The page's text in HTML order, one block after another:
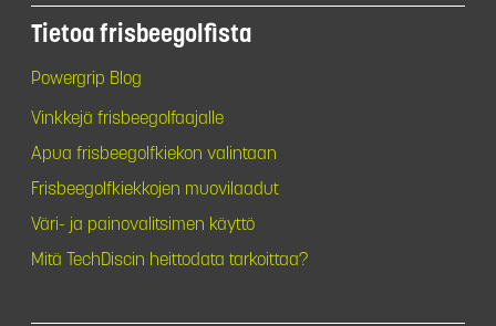
Tietoa frisbeegolfista
Powergrip Blog
Vinkkejä frisbeegolfaajalle
Apua frisbeegolfkiekon valintaan
Frisbeegolfkiekkojen muovilaadut
Väri- ja painovalitsimen käyttö
Mitä TechDiscin heittodata tarkoittaa?